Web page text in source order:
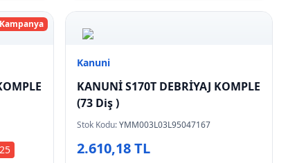
Kampanya
25
Kanuni
KANUNİ S170T DEBRİYAJ KOMPLE
(73 Diş )
Stok Kodu:YMM003L03L95047167
2.610,18 TL